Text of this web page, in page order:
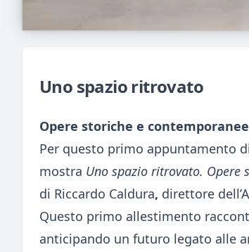
Uno spazio ritrovato
Opere storiche e
Per questo primo appuntamento
mostra Uno spazio ritrovato. Opere
di Riccardo Caldura, direttore
Questo primo allestimento
anticipando un futuro legato alle